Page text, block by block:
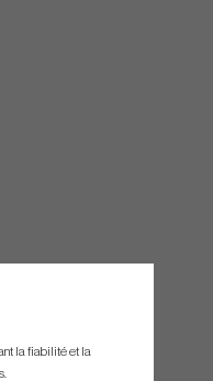
la fiabilité et la